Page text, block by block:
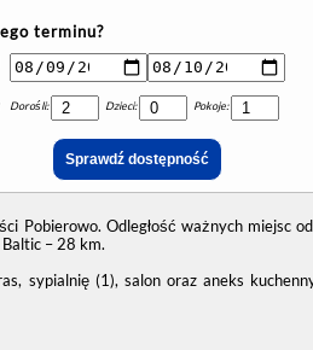
terminu?
Dorośli: Dzieci: Pokoje:
Pobierowo. Odległość ważnych miejsc
– 28 km.
sypialnię (1), salon oraz aneks